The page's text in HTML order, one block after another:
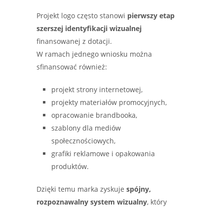
Projekt logo często stanowi pierwszy etap
szerszej identyfikacji wizualnej
finansowanej z dotacji.
W ramach jednego wniosku można
sfinansować również:
projekt strony internetowej,
projekty materiałów promocyjnych,
opracowanie brandbooka,
szablony dla mediów
społecznościowych,
grafiki reklamowe i opakowania
produktów.
Dzięki temu marka zyskuje spójny,
rozpoznawalny system wizualny, który